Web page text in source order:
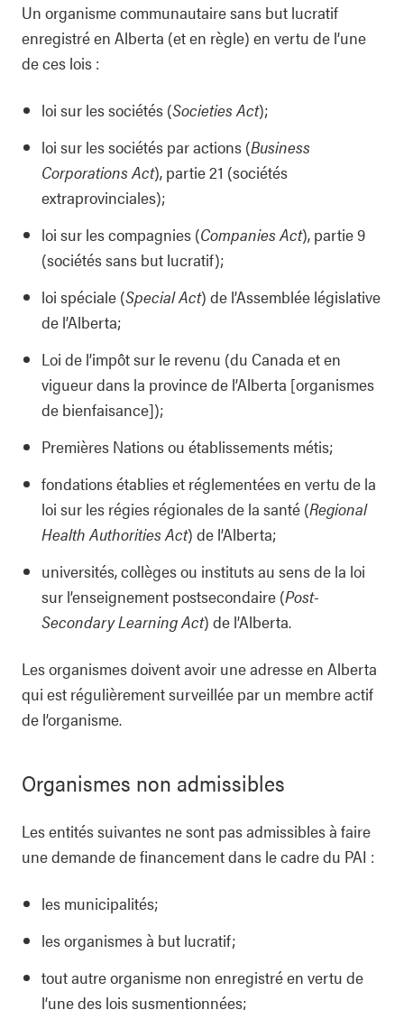
Un organisme communautaire sans but lucratif
enregistré en Alberta (et en règle) en vertu de l’une
de ces lois :
loi sur les sociétés (Societies Act);
loi sur les sociétés par actions (Business
Corporations Act), partie 21 (sociétés
extraprovinciales);
loi sur les compagnies (Companies Act), partie 9
(sociétés sans but lucratif);
loi spéciale (Special Act) de l’Assemblée législative
de l’Alberta;
Loi de l’impôt sur le revenu (du Canada et en
vigueur dans la province de l’Alberta [organismes
de bienfaisance]);
Premières Nations ou établissements métis;
fondations établies et réglementées en vertu de la
loi sur les régies régionales de la santé (Regional
Health Authorities Act) de l’Alberta;
universités, collèges ou instituts au sens de la loi
sur l’enseignement postsecondaire (Post-
Secondary Learning Act) de l’Alberta.
Les organismes doivent avoir une adresse en Alberta
qui est régulièrement surveillée par un membre actif
de l’organisme.
Organismes non admissibles
Les entités suivantes ne sont pas admissibles à faire
une demande de financement dans le cadre du PAI :
les municipalités;
les organismes à but lucratif;
tout autre organisme non enregistré en vertu de
l’une des lois susmentionnées;